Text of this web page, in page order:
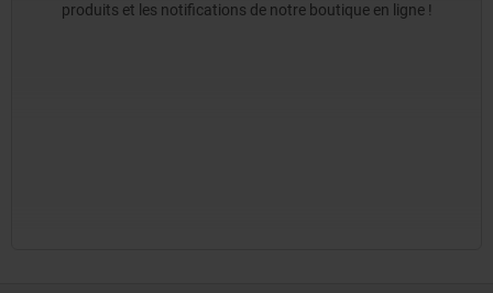
produits et les notifications de notre boutique en ligne !